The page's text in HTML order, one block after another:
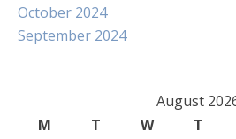
October 2024
September 2024
August
M
T W T